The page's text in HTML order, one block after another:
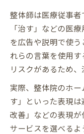
整体師は医療従事者
「治す」などの医
を広告や説明で使
れらの言葉を使用
リスクがあるため、
実際、整体院のホ
す」といった表現
改善」などの表現
サービスを選べる